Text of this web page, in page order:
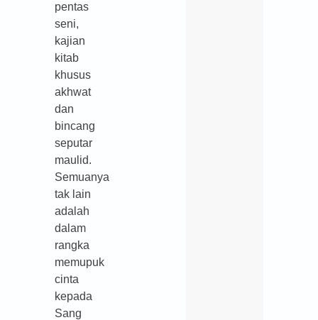
pentas
seni,
kajian
kitab
khusus
akhwat
dan
bincang
seputar
maulid.
Semuanya
tak lain
adalah
dalam
rangka
memupuk
cinta
kepada
Sang